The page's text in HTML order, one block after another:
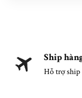
Ship
Hỗ trợ ship